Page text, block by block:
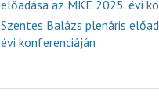
előadása az MKE 2025. évi
Szentes Balázs plenáris
évi konferenciáján